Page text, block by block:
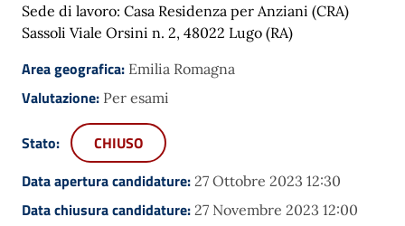
Sede di lavoro: Casa Residenza per Anziani (CRA)
Sassoli Viale Orsini n. 2, 48022 Lugo (RA)
Area geografica: Emilia Romagna
Valutazione: Per esami
Stato:
CHIUSO
Data apertura candidature: 27 Ottobre 2023 12:30
Data chiusura candidature: 27 Novembre 2023 12:00